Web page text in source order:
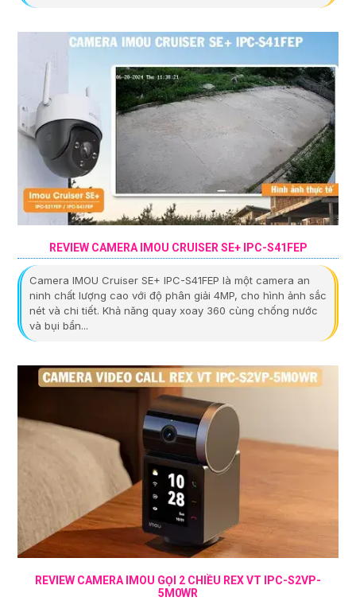
REVIEW CAMERA IMOU CRUISER SE+ IPC-S41FEP
Camera IMOU Cruiser SE+ IPC-S41FEP là một camera an
ninh chất lượng cao với độ phân giải 4MP, cho hình ảnh sắc
nét và chi tiết. Khả năng quay xoay 360 cùng chống nước
và bụi bẩn...
REVIEW CAMERA IMOU GỌI 2 CHIỀU REX VT IPC-S2VP-
5M0WR